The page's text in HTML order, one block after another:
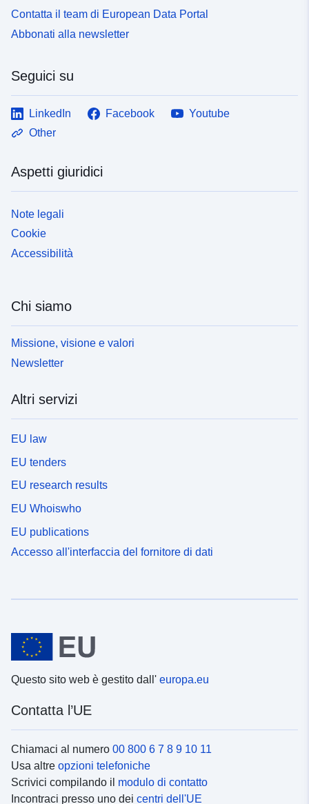
Contatta il team di European Data Portal
Abbonati alla newsletter
Seguici su
LinkedIn Facebook
Youtube
Other
Aspetti giuridici
Note legali
Cookie
Accessibilità
Chi siamo
Missione, visione e valori
Newsletter
Altri servizi
EU law
EU tenders
EU research results
EU Whoiswho
EU publications
Accesso all'interfaccia del fornitore di dati
Questo sito web è gestito dall' europa.eu
Contatta l’UE
Chiamaci al numero 00 800 6 7 8 9 10 11
Usa altre opzioni telefoniche
Scrivici compilando il modulo di contatto
Incontraci presso uno dei centri dell'UE